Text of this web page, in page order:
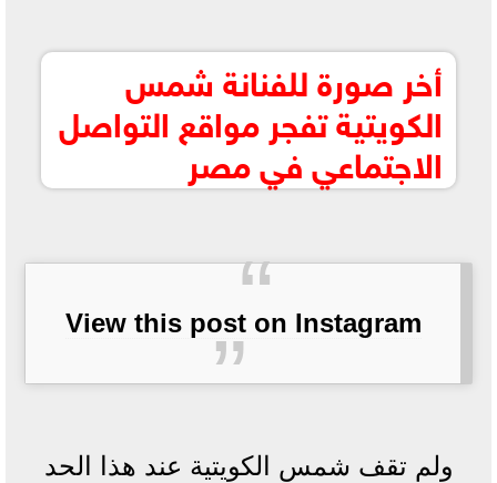
أخر صورة للفنانة شمس
الكويتية تفجر مواقع التواصل
الاجتماعي في مصر
View this post on Instagram
ولم تقف شمس الكويتية عند هذا الحد